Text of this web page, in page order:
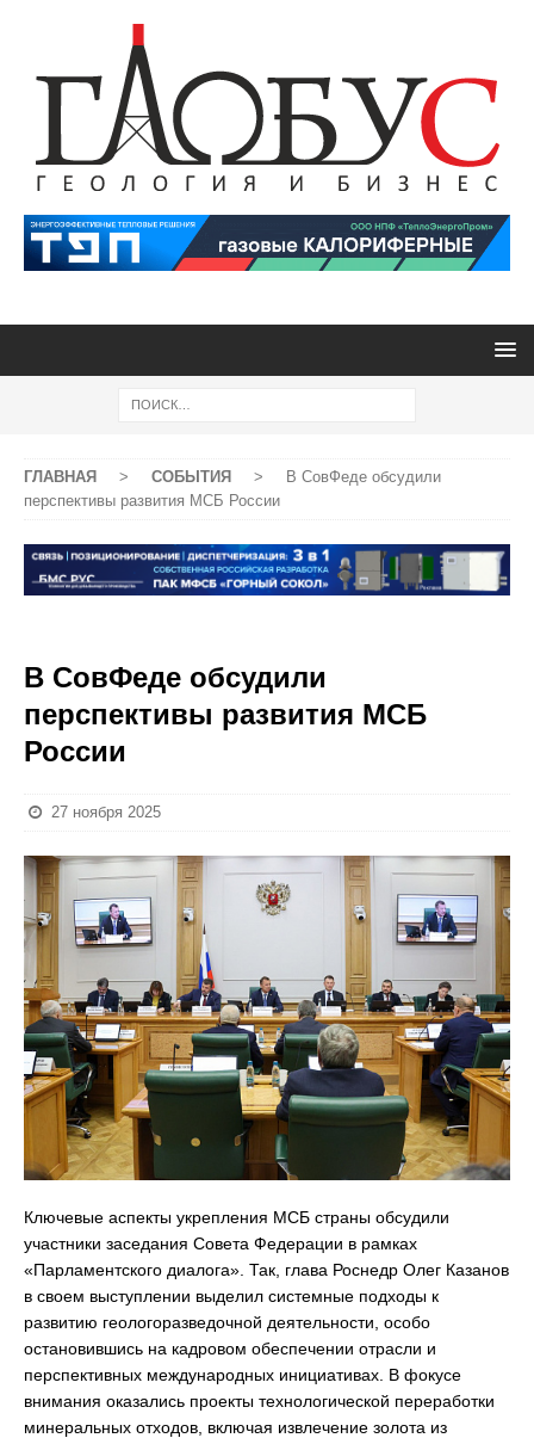
ГЛАВНАЯ > СОБЫТИЯ >
В СовФеде обсудили
перспективы развития МСБ России
В СовФеде обсудили
перспективы развития МСБ
России
27 ноября 2025
Ключевые аспекты укрепления МСБ страны обсудили
участники заседания Совета Федерации в рамках
«Парламентского диалога». Так, глава Роснедр Олег Казанов
в своем выступлении выделил системные подходы к
развитию геологоразведочной деятельности, особо
остановившись на кадровом обеспечении отрасли и
перспективных международных инициативах. В фокусе
внимания оказались проекты технологической переработки
минеральных отходов, включая извлечение золота из